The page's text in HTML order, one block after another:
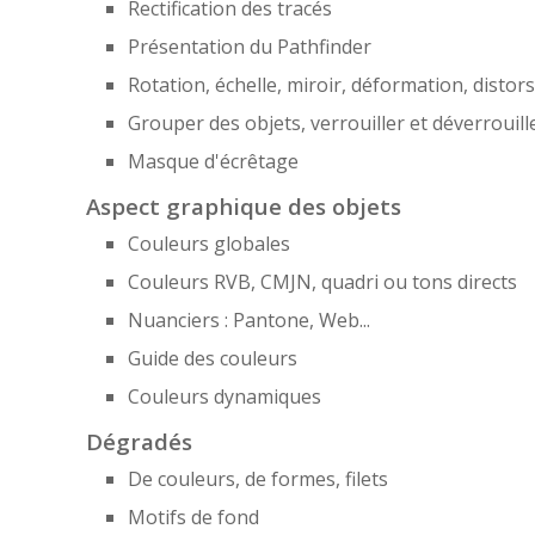
Rectification des tracés
Présentation du Pathfinder
Rotation, échelle, miroir, déformation,
Grouper des objets, verrouiller et
Masque d'écrêtage
Aspect graphique des objets
Couleurs globales
Couleurs RVB, CMJN, quadri ou tons directs
Nuanciers : Pantone, Web...
Guide des couleurs
Couleurs dynamiques
Dégradés
De couleurs, de formes, filets
Motifs de fond